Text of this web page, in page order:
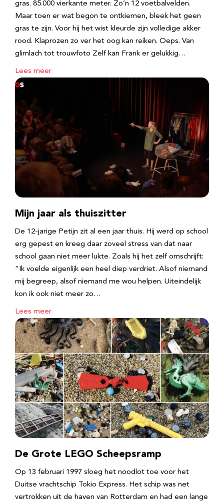
gras. 85.000 vierkante meter. Zo’n 12 voetbalvelden.
Maar toen er wat begon te ontkiemen, bleek het geen
gras te zijn. Voor hij het wist kleurde zijn volledige akker
rood. Klaprozen zo ver het oog kan reiken. Oeps. Van
glimlach tot trouwfoto Zelf kan Frank er gelukkig…
Lees meer
Mijn jaar als thuiszitter
De 12-jarige Petijn zit al een jaar thuis. Hij werd op school
erg gepest en kreeg daar zoveel stress van dat naar
school gaan niet meer lukte. Zoals hij het zelf omschrijft:
“Ik voelde eigenlijk een heel diep verdriet. Alsof niemand
mij begreep, alsof niemand me wou helpen. Uiteindelijk
kon ik ook niet meer zo…
Lees meer
De Grote LEGO Scheepsramp
Op 13 februari 1997 sloeg het noodlot toe voor het
Duitse vrachtschip Tokio Express. Het schip was net
vertrokken uit de haven van Rotterdam en had een lange